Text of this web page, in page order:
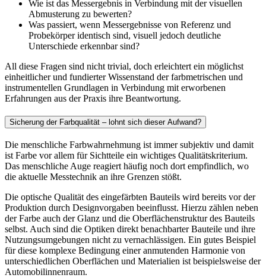
Wie ist das Messergebnis in Verbindung mit der visuellen
Abmusterung zu bewerten?
Was passiert, wenn Messergebnisse von Referenz und
Probekörper identisch sind, visuell jedoch deutliche
Unterschiede erkennbar sind?
All diese Fragen sind nicht trivial, doch erleichtert ein möglichst
einheitlicher und fundierter Wissenstand der farbmetrischen und
instrumentellen Grundlagen in Verbindung mit erworbenen
Erfahrungen aus der Praxis ihre Beantwortung.
Sicherung der Farbqualität – lohnt sich dieser Aufwand?
Die menschliche Farbwahrnehmung ist immer subjektiv und damit
ist Farbe vor allem für Sichtteile ein wichtiges Qualitätskriterium.
Das menschliche Auge reagiert häufig noch dort empfindlich, wo
die aktuelle Messtechnik an ihre Grenzen stößt.
Die optische Qualität des eingefärbten Bauteils wird bereits vor der
Produktion durch Designvorgaben beeinflusst. Hierzu zählen neben
der Farbe auch der Glanz und die Oberflächenstruktur des Bauteils
selbst. Auch sind die Optiken direkt benachbarter Bauteile und ihre
Nutzungsumgebungen nicht zu vernachlässigen. Ein gutes Beispiel
für diese komplexe Bedingung einer anmutenden Harmonie von
unterschiedlichen Oberflächen und Materialien ist beispielsweise der
Automobilinnenraum.